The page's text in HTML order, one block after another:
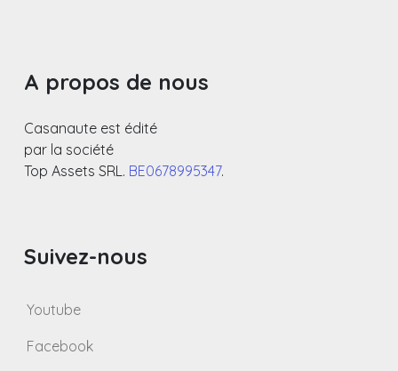
A propos de nous
Casanaute est édité
par la société
Top Assets SRL. BE0678995347.
Suivez-nous
Youtube
Facebook